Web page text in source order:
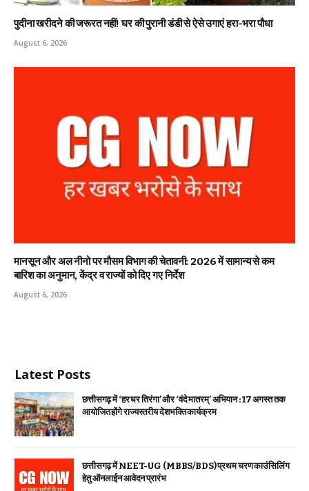
पुदीना खरीदने की जरूरत नहीं! घर की पुरानी डंडी से ऐसे उगाएं हरा-भरा पौधा
August 6, 2026
मानसून और अल नीनो पर मौसम विभाग की चेतावनी: 2026 में सामान्य से कम
बारिश का अनुमान, केंद्र व राज्यों को दिए गए निर्देश
August 6, 2026
Latest Posts
छत्तीसगढ़ में ‘हर घर तिरंगा’ और ‘वंदे मातरम्’ अभियान : 17 अगस्त तक
आयोजित होंगे राज्यस्तरीय देशभक्ति कार्यक्रम
छत्तीसगढ़ में NEET-UG (MBBS/BDS) प्रथम चरण काउंसिलिंग
हेतु ऑनलाईन आवेदन प्रारंभ